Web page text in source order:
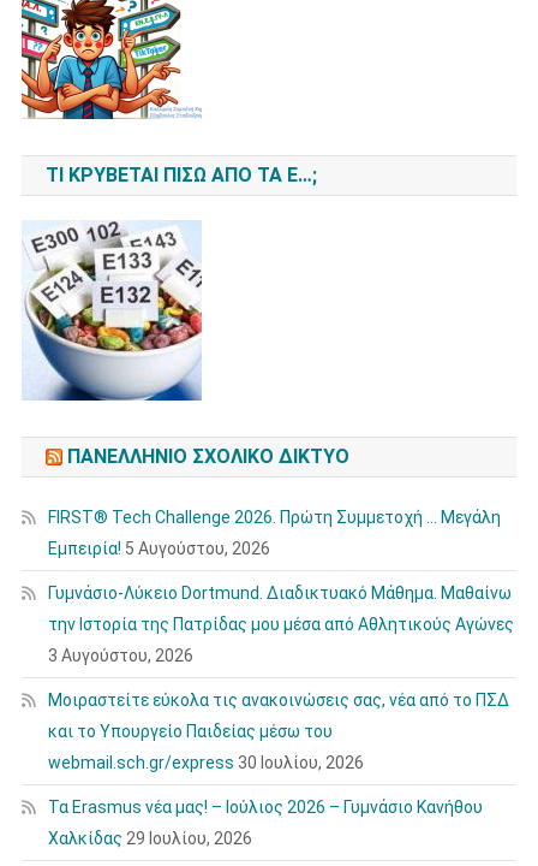
ΤΙ ΚΡΎΒΕΤΑΙ ΠΊΣΩ ΑΠΌ ΤΑ Ε…;
ΠΑΝΕΛΛΉΝΙΟ ΣΧΟΛΙΚΌ ΔΊΚΤΥΟ
FIRST® Tech Challenge 2026. Πρώτη Συμμετοχή … Μεγάλη
Εμπειρία! 5 Αυγούστου, 2026
Γυμνάσιο-Λύκειο Dortmund. Διαδικτυακό Μάθημα. Μαθαίνω
την Ιστορία της Πατρίδας μου μέσα από Αθλητικούς Αγώνες
3 Αυγούστου, 2026
Μοιραστείτε εύκολα τις ανακοινώσεις σας, νέα από το ΠΣΔ
και το Υπουργείο Παιδείας μέσω του
webmail.sch.gr/express 30 Ιουλίου, 2026
Τα Erasmus νέα μας! – Ιούλιος 2026 – Γυμνάσιο Κανήθου
Χαλκίδας 29 Ιουλίου, 2026